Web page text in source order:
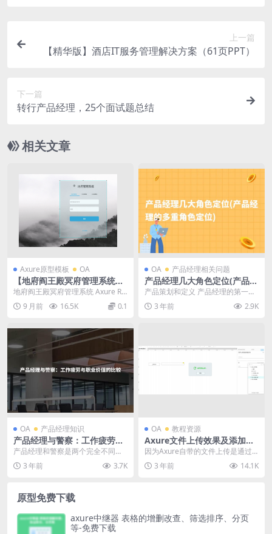
上一篇
【精华版】酒店IT服务管理解决方案（61页PPT）
下一篇
转行产品经理，25个面试题总结
相关文章
Axure原型模板 OA
【地府阎王殿冥府管理系统】
axure源文件免费下载
地府阎王殿冥府管理系统 Axure RP
原型案例源文件下载 一、介绍 地府
阎王殿...
9 月前 16.5K 0.1
OA 产品经理相关问题
产品经理几大角色定位(产品经
理的多重角色定位)
产品策划和定义 产品经理的第一个
角色是产品策划和定义。在这个角
色中，产品经理负责...
3 年前 2.9K
OA 产品经理知识
产品经理与警察：工作疲劳与
职业价值的比较
产品经理和警察是两个完全不同的
职业，每个职业都有着自己的独特
特点和挑战。这两个职...
3 年前 3.7K
OA 教程资源
Axure文件上传效果及添加后
续交互设置｜axurehub设计
因为Axure自带的文件上传是通过
设置输入框类型为File实现的，生成
预览后奇丑...
3 年前 14.1K
原型免费下载
axure中继器 表格的增删改查、筛选排序、分页
等-免费下载